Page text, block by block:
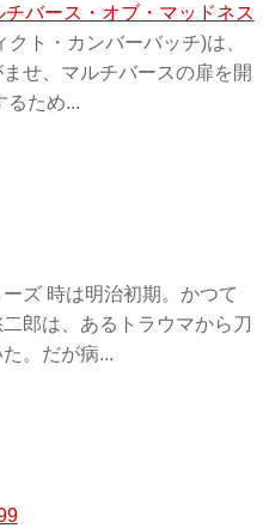
バース・オブ・マッドネス
ト・カンバーバッチ)は、
せ、マルチバースの扉を開
るため...
ズ 時は明治初期。かつて
郎は、あるトラウマから刀
。だが病...